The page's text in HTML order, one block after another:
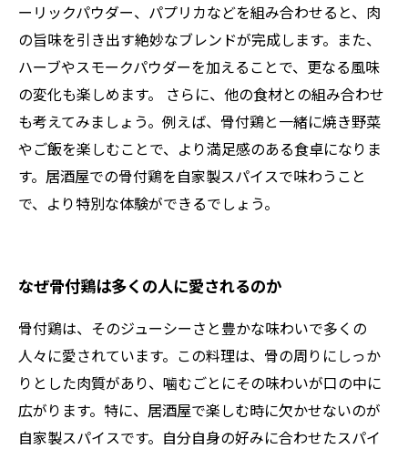
ーリックパウダー、パプリカなどを組み合わせると、肉
の旨味を引き出す絶妙なブレンドが完成します。また、
ハーブやスモークパウダーを加えることで、更なる風味
の変化も楽しめます。 さらに、他の食材との組み合わせ
も考えてみましょう。例えば、骨付鶏と一緒に焼き野菜
やご飯を楽しむことで、より満足感のある食卓になりま
す。居酒屋での骨付鶏を自家製スパイスで味わうこと
で、より特別な体験ができるでしょう。
なぜ骨付鶏は多くの人に愛されるのか
骨付鶏は、そのジューシーさと豊かな味わいで多くの
人々に愛されています。この料理は、骨の周りにしっか
りとした肉質があり、噛むごとにその味わいが口の中に
広がります。特に、居酒屋で楽しむ時に欠かせないのが
自家製スパイスです。自分自身の好みに合わせたスパイ